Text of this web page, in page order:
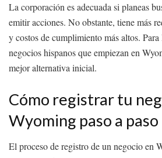
La corporación es adecuada si planeas
emitir acciones. No obstante, tiene más
y costos de cumplimiento más altos.
negocios hispanos que empiezan en
mejor alternativa inicial.
Cómo registrar tu
Wyoming paso a paso
El proceso de registro de un negocio en